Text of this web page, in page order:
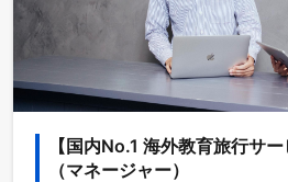
【国内No.1 海外教育旅行サ
（マネージャー）